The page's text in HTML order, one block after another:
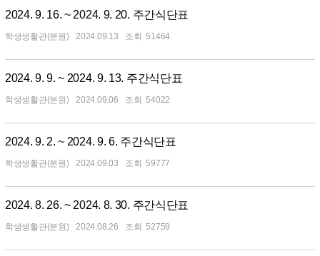
2024. 9. 16. ~ 2024. 9. 20. 주간식단표
학생생활관(분원) 2024.09.13 51464
2024. 9. 9. ~ 2024. 9. 13. 주간식단표
학생생활관(분원) 2024.09.06 54022
2024. 9. 2. ~ 2024. 9. 6. 주간식단표
학생생활관(분원) 2024.09.03 59777
2024. 8. 26. ~ 2024. 8. 30. 주간식단표
학생생활관(분원) 2024.08.26 52759